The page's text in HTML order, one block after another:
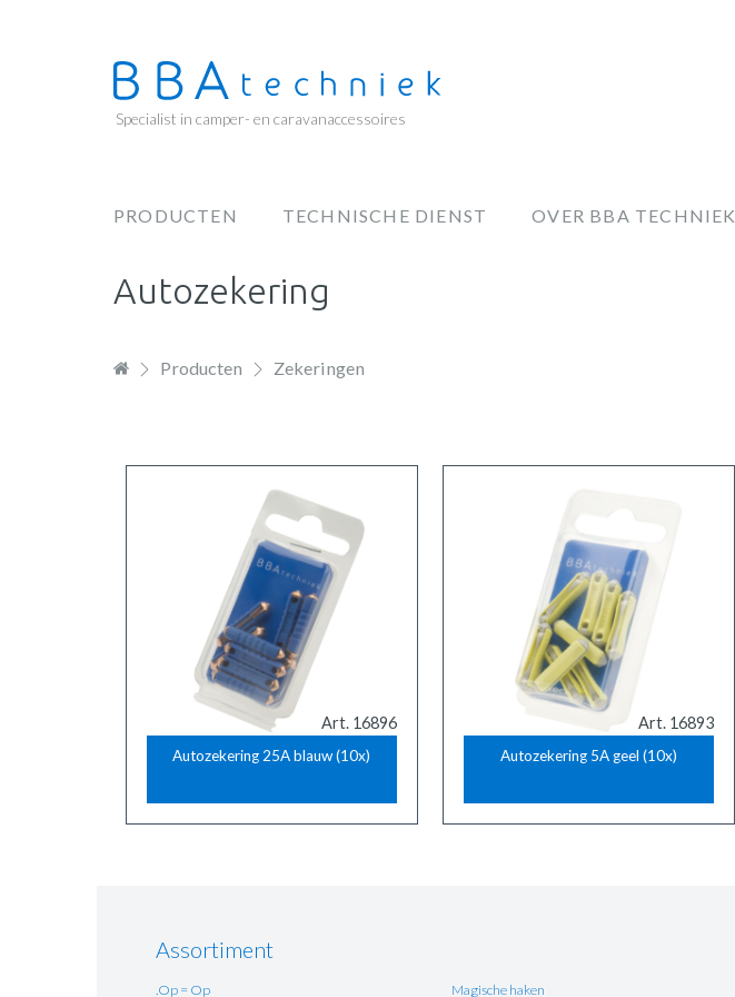
Specialist in camper- en caravanaccessoires
PRODUCTEN TECHNISCHE DIENST OVER BBA TECHNIEK
Autozekering
Producten Zekeringen
Art. 16896
Autozekering 25A blauw (10x)
Art. 16893
Autozekering 5A geel (10x)
Assortiment
.Op = Op
Magische haken